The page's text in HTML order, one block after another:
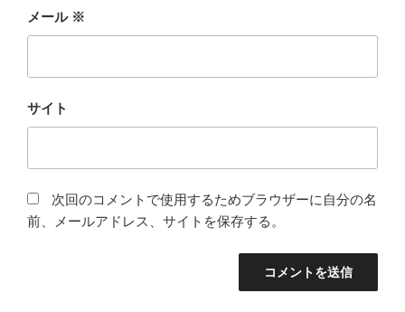
メール ※
サイト
次回のコメントで使用するためブラウザーに自分の名
前、メールアドレス、サイトを保存する。